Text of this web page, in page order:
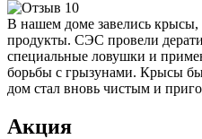
В нашем доме завелись крысы,
продукты. СЭС провели
специальные ловушки и
борьбы с грызунами. Крысы
дом стал вновь чистым и
Акция